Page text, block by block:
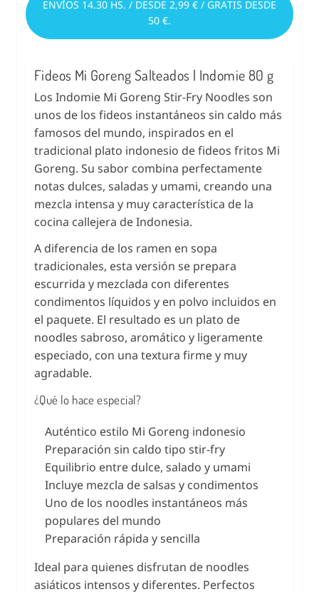
ENVÍOS 14.30 HS. / DESDE 2,99 € / GRATIS DESDE
50 €.
Fideos Mi Goreng Salteados | Indomie 80 g
Los Indomie Mi Goreng Stir-Fry Noodles son
unos de los fideos instantáneos sin caldo más
famosos del mundo, inspirados en el
tradicional plato indonesio de fideos fritos Mi
Goreng. Su sabor combina perfectamente
notas dulces, saladas y umami, creando una
mezcla intensa y muy característica de la
cocina callejera de Indonesia.
A diferencia de los ramen en sopa
tradicionales, esta versión se prepara
escurrida y mezclada con diferentes
condimentos líquidos y en polvo incluidos en
el paquete. El resultado es un plato de
noodles sabroso, aromático y ligeramente
especiado, con una textura firme y muy
agradable.
¿Qué lo hace especial?
Auténtico estilo Mi Goreng indonesio
Preparación sin caldo tipo stir-fry
Equilibrio entre dulce, salado y umami
Incluye mezcla de salsas y condimentos
Uno de los noodles instantáneos más
populares del mundo
Preparación rápida y sencilla
Ideal para quienes disfrutan de noodles
asiáticos intensos y diferentes. Perfectos